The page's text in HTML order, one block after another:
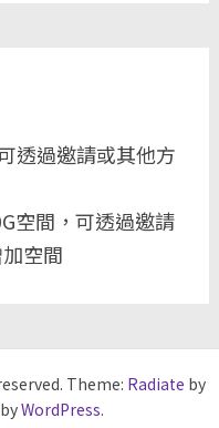
透過邀請或其他方
空間，可透過邀請
空間
Theme: Radiate by
WordPress.